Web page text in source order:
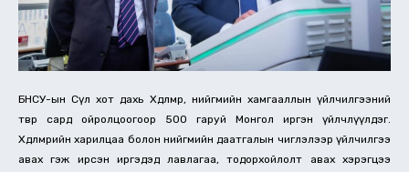
БНСУ-ын Сөүл хот дахь Хөдөлмөр, нийгмийн хамгааллын үйлчилгээний
төвөөр сард ойролцоогоор 500 гаруй Монгол иргэн үйлчлүүлдэг.
Хөдөлмөрийн харилцаа болон нийгмийн даатгалын чиглэлээр үйлчилгээ
авах гэж ирсэн иргэдэд лавлагаа, тодорхойлолт авах хэрэгцээ